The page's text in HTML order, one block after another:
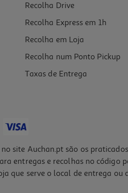
Recolha Drive
Recolha Express em 1h
Recolha em Loja
Recolha num Ponto Pickup
Taxas de Entrega
site Auchan.pt são os
entregas e recolhas no
que serve o local de entrega